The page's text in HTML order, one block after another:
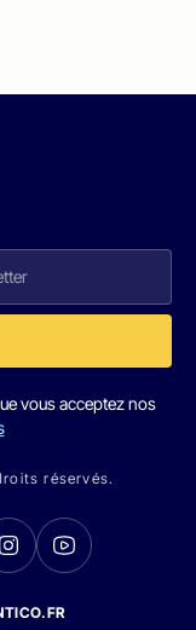
vous acceptez nos
réservés.